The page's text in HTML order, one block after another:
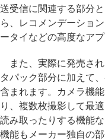
送受信に関連する部分
ら、レコメンデーショ
ータイなどの高度なア
また、実際に発売さ
タパック部分に加えて
含まれます。カメラ機
り、複数枚撮影して最
読み取ったりする機能
機能もメーカー独自の部